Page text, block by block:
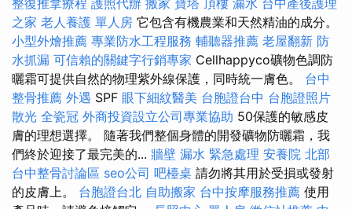
整復推拿療程 護照代辦 搬家 寶塔 頂樓 漏水 台中產後護理
之家 老人養護 單人房 它包含有機農業和天然精油的成分。
小型外燴推薦 專業防水工程服務 輔聽器推薦 老屋翻新 防
水抓漏 可信賴的關鍵字行銷專家 Cellhappyco礦物色調防
曬霜可提供自然的物理紫外線保護，同時統一膚色。 台中
整骨推薦 外遇 SPF 眼下細紋醫美 台胞證台中 台胞證照片
散光 全瓷冠 外商投資設立公司專業協助 50保護的敏感皮
膚的理想選擇。 隨著我們整個身體的開發礦物防曬霜，我
們終於迎接了最完美的... 牆壁 漏水 緊急處理 安養院 北部
台中整骨討論區 seo公司 吧檯桌 請勿將其用於受損或發射
的皮膚上。 台胞證台北 自助搬家 台中按摩服務推薦 使用